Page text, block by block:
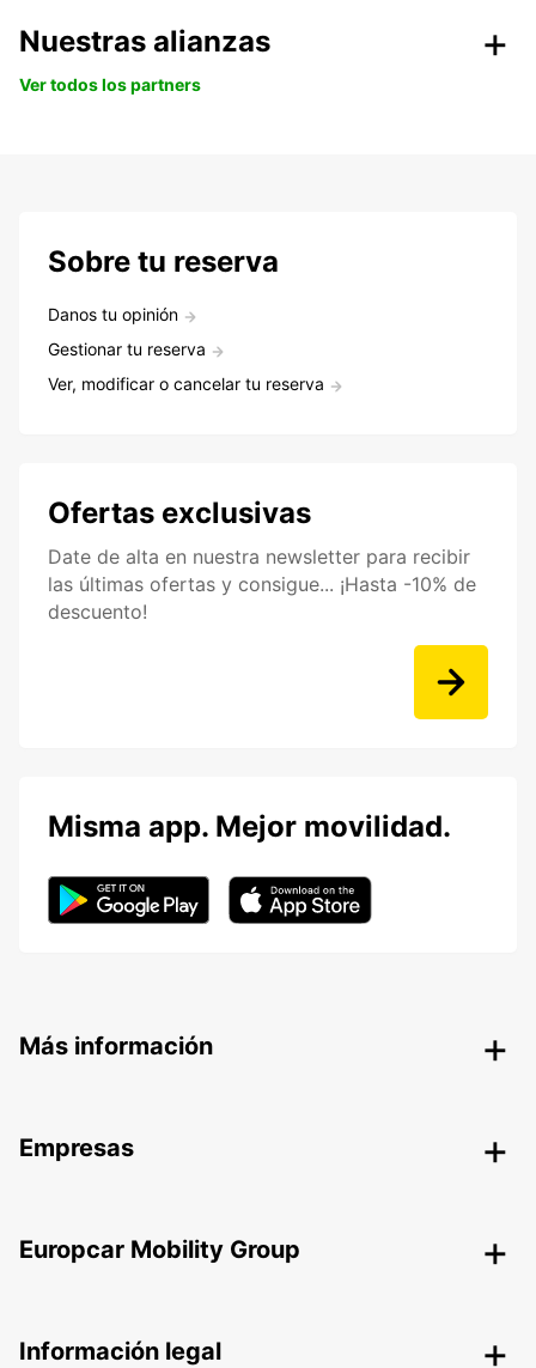
Nuestras alianzas
Ver todos los partners
Sobre tu reserva
Danos tu opinión
Gestionar tu reserva
Ver, modificar o cancelar tu reserva
Ofertas exclusivas
Date de alta en nuestra newsletter para recibir
las últimas ofertas y consigue... ¡Hasta -10% de
descuento!
Misma app. Mejor movilidad.
Más información
Empresas
Europcar Mobility Group
Información legal